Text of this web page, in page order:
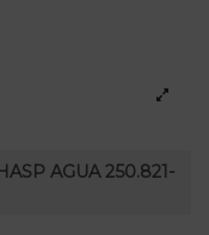
AGUA 250.821-